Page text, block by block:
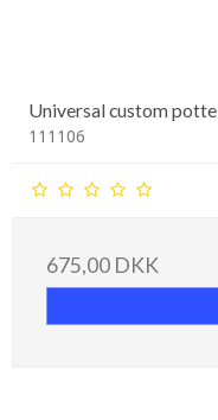
Universal custom potte
111106
675,00 DKK